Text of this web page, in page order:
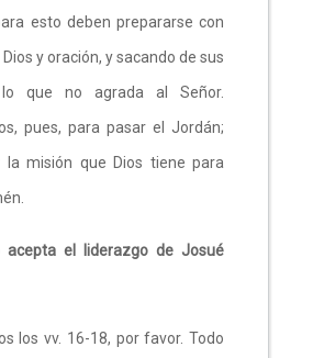
esto deben prepararse con
y oración, y sacando de sus
que no agrada al Señor.
pues, para pasar el Jordán;
la misión que Dios tiene para
acepta el liderazgo de Josué
los vv. 16-18, por favor. Todo